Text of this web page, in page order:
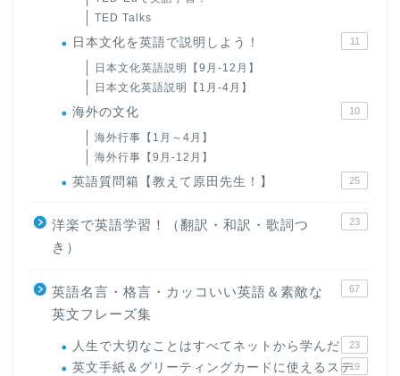
TED Talks
日本文化を英語で説明しよう！ 11
日本文化英語説明【9月-12月】
日本文化英語説明【1月-4月】
海外の文化 10
海外行事【1月～4月】
海外行事【9月-12月】
英語質問箱【教えて原田先生！】 25
洋楽で英語学習！（翻訳・和訳・歌詞つ
き）
23
英語名言・格言・カッコいい英語＆素敵な
英文フレーズ集
67
人生で大切なことはすべてネットから学んだ 23
英文手紙＆グリーティングカードに使えるステ19